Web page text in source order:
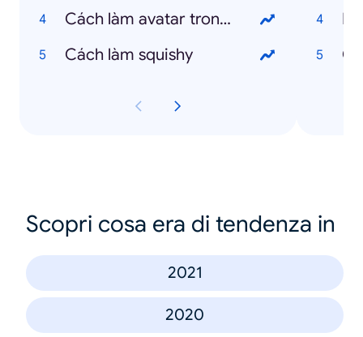
Cách làm avatar trong suốt trên tiktok
Cách làm squishy
Scopri cosa era di tendenza in
2021
2020